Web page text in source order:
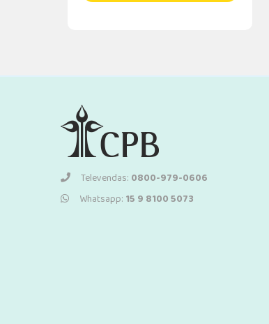
Televendas: 0800-979-0606
Whatsapp: 15 9 8100 5073